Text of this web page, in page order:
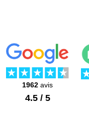
1962 avis
4.5 / 5